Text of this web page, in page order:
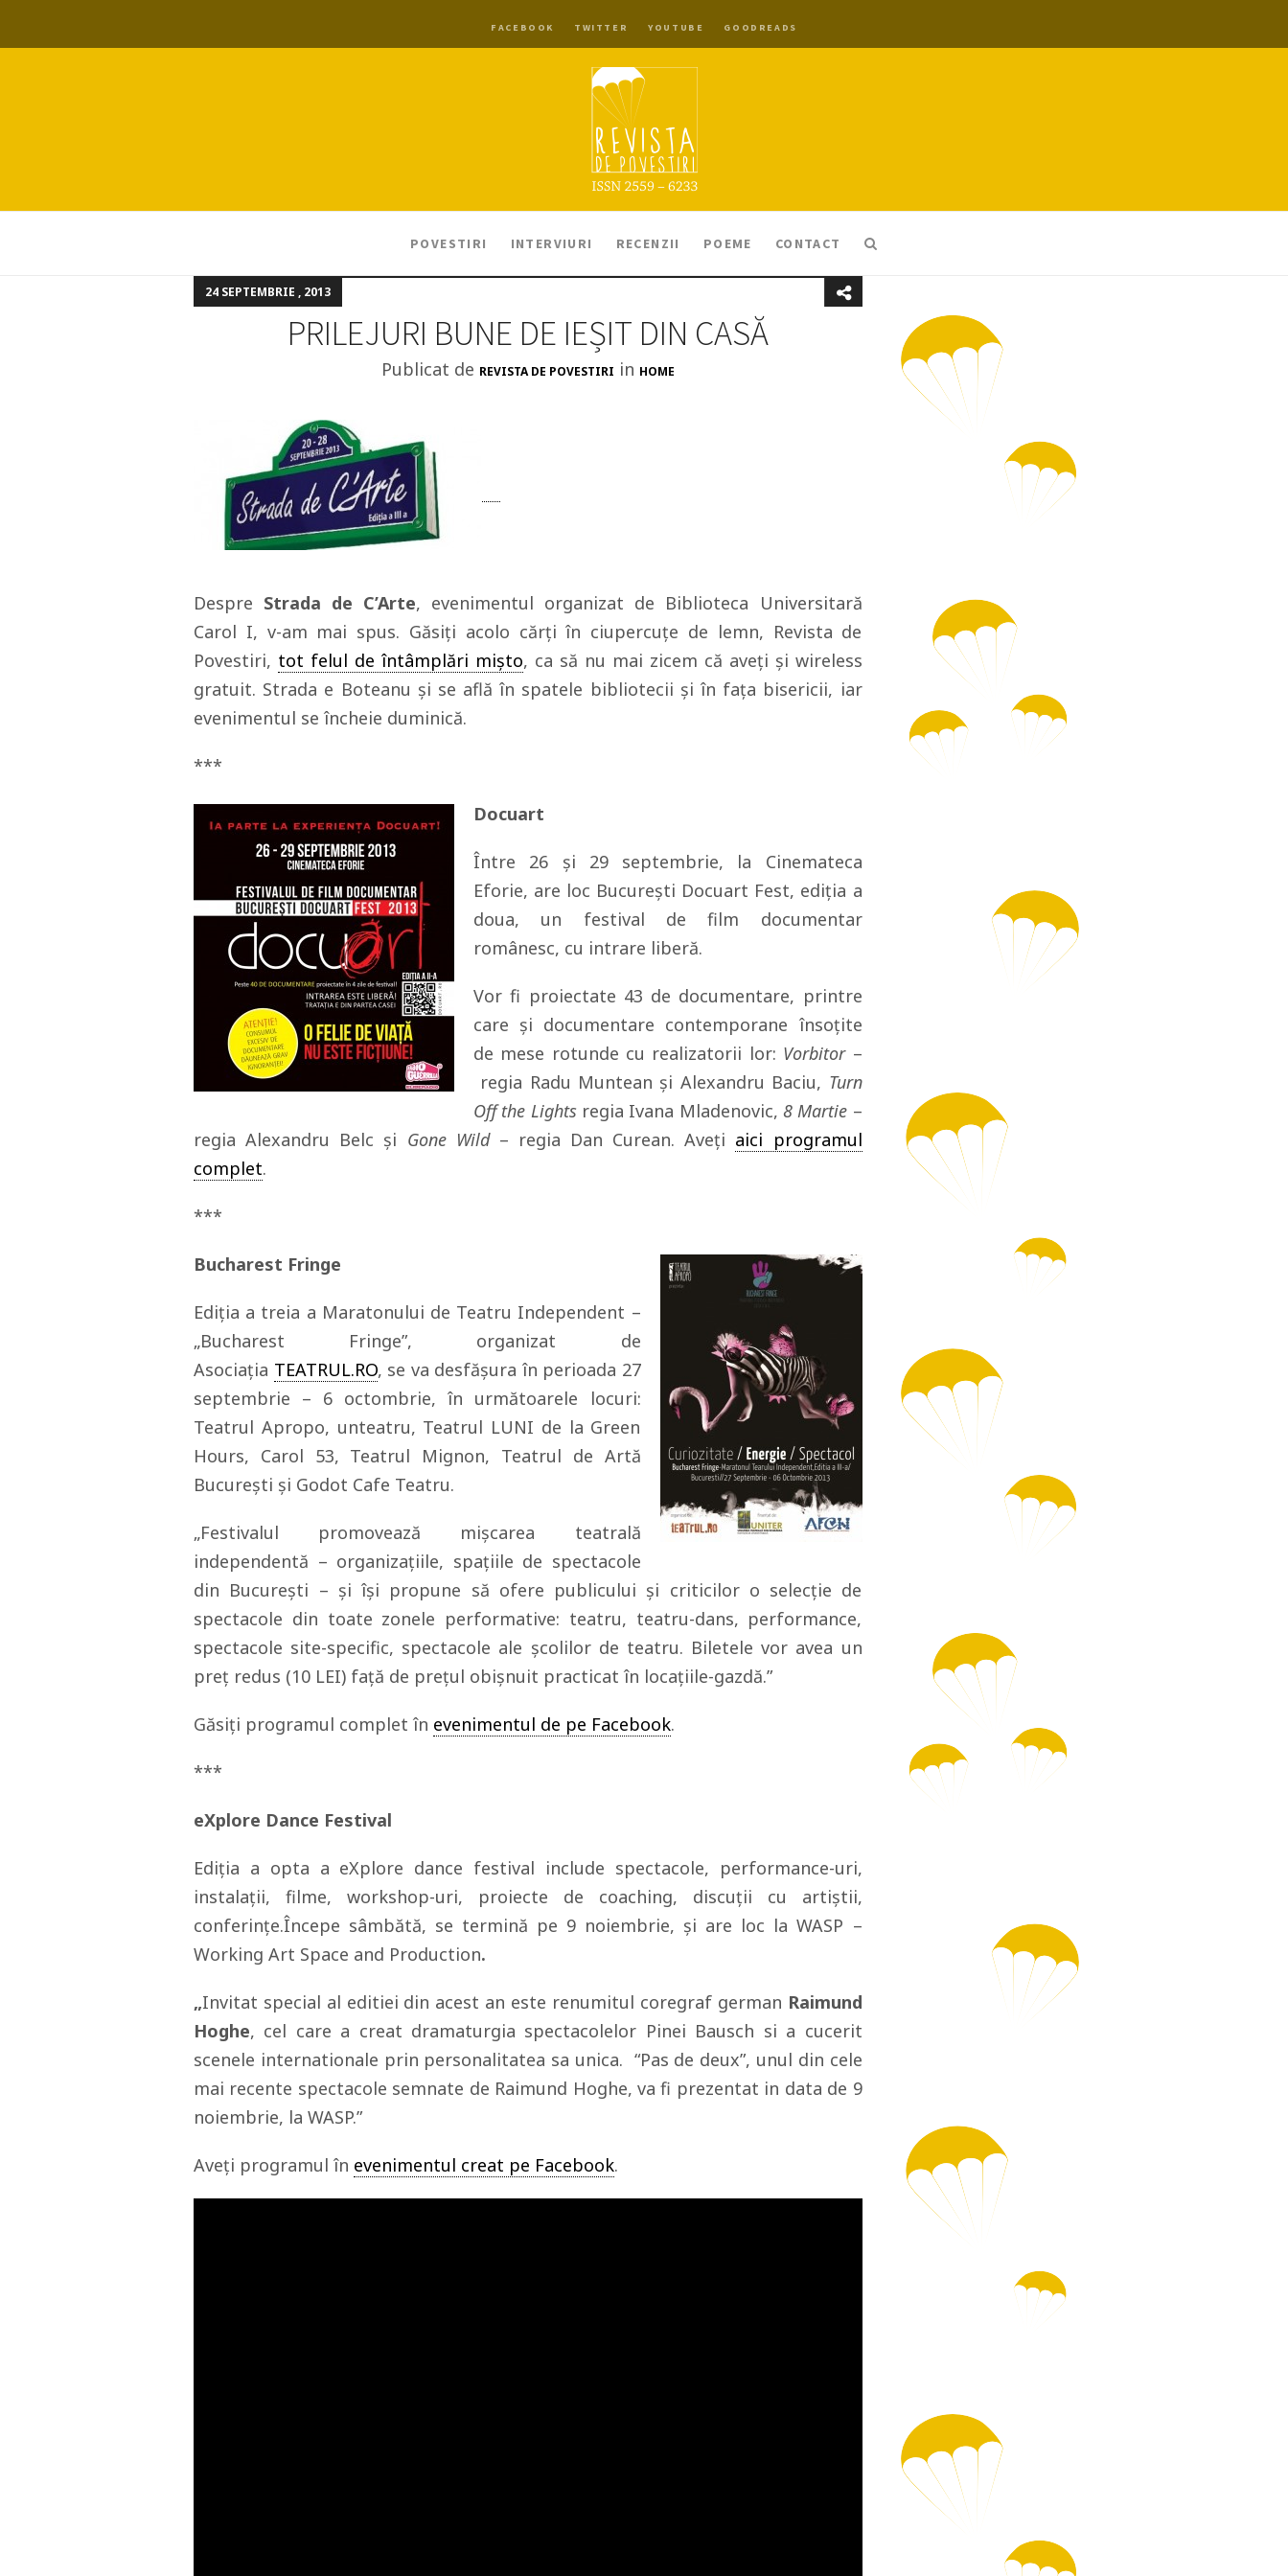
FACEBOOK TWITTER YOUTUBE GOODREADS
POVESTIRI INTERVIURI RECENZII POEME CONTACT
24 SEPTEMBRIE , 2013
PRILEJURI BUNE DE IEȘIT DIN CASĂ
Publicat de REVISTA DE POVESTIRI in HOME
Despre Strada de C’Arte, evenimentul organizat de Biblioteca Universitară
Carol I, v-am mai spus. Găsiți acolo cărți în ciupercuțe de lemn, Revista de
Povestiri, tot felul de întâmplări mișto, ca să nu mai zicem că aveți și wireless
gratuit. Strada e Boteanu și se află în spatele bibliotecii și în fața bisericii, iar
evenimentul se încheie duminică.
***
Docuart
Între 26 și 29 septembrie, la Cinemateca
Eforie, are loc București Docuart Fest, ediția a
doua, un festival de film documentar
românesc, cu intrare liberă.
Vor fi proiectate 43 de documentare, printre
care și documentare contemporane însoțite
de mese rotunde cu realizatorii lor: Vorbitor–
regia Radu Muntean și Alexandru Baciu, Turn
Off the Lightsregia Ivana Mladenovic, 8 Martie –
regia Alexandru Belc și Gone Wild– regia Dan Curean. Aveți aici programul
complet.
***
Bucharest Fringe
Ediția a treia a Maratonului de Teatru Independent –
„Bucharest Fringe”, organizat de
Asociația TEATRUL.RO, se va desfășura în perioada 27
septembrie – 6 octombrie, în următoarele locuri:
Teatrul Apropo, unteatru, Teatrul LUNI de la Green
Hours, Carol 53, Teatrul Mignon, Teatrul de Artă
București și Godot Cafe Teatru.
„Festivalul promovează mișcarea teatrală
independentă – organizațiile, spațiile de spectacole
din București – și își propune să ofere publicului și criticilor o selecție de
spectacole din toate zonele performative: teatru, teatru-dans, performance,
spectacole site-specific, spectacole ale școlilor de teatru. Biletele vor avea un
preț redus (10 LEI) față de prețul obișnuit practicat în locațiile-gazdă.”
Găsiți programul complet în evenimentul de pe Facebook.
***
eXplore Dance Festival
Ediția a opta a eXplore dance festival include spectacole, performance-uri,
instalații, filme, workshop-uri, proiecte de coaching, discuții cu artiștii,
conferințe.Începe sâmbătă, se termină pe 9 noiembrie, și are loc la WASP –
Working Art Space and Production.
„Invitat special al editiei din acest an este renumitul coregraf german Raimund
Hoghe, cel care a creat dramaturgia spectacolelor Pinei Bausch si a cucerit
scenele internationale prin personalitatea sa unica. “Pas de deux”, unul din cele
mai recente spectacole semnate de Raimund Hoghe, va fi prezentat in data de 9
noiembrie, la WASP.”
Aveți programul în evenimentul creat pe Facebook.